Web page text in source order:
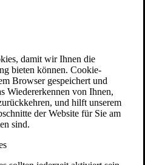
damit wir Ihnen die
bieten können. Cookie-
Browser gespeichert und
Wiedererkennen von Ihnen,
und hilft unserem
der Website für Sie am
sind.